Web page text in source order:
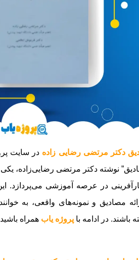
دکتر مرتضی رضایی زاده در سایت
نوشته دکتر مرتضی رضایی‌زاده، یکی
در عرصه آموزشی می‌پردازد.
مصادیق و نمونه‌های واقعی، به
باشند. در ادامه با پروژه یاب همراه